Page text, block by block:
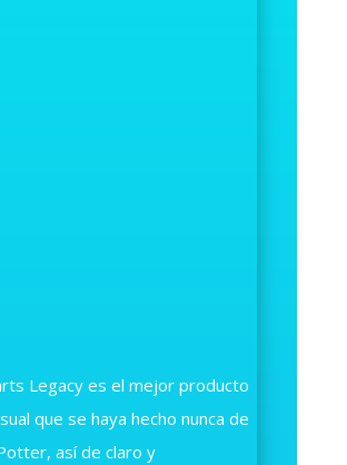
Legacy es el mejor producto
que se haya hecho nunca de
así de claro y